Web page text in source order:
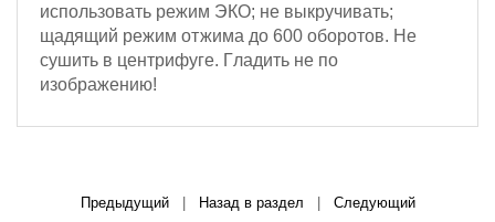
использовать режим ЭКО; не выкручивать;
щадящий режим отжима до 600 оборотов. Не
сушить в центрифуге. Гладить не по
изображению!
Предыдущий| Назад в раздел Следующий